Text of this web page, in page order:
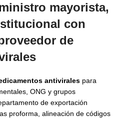
mayorista,
con
de
antivirales para
ONG y grupos
de exportación
proforma, alineación de códigos